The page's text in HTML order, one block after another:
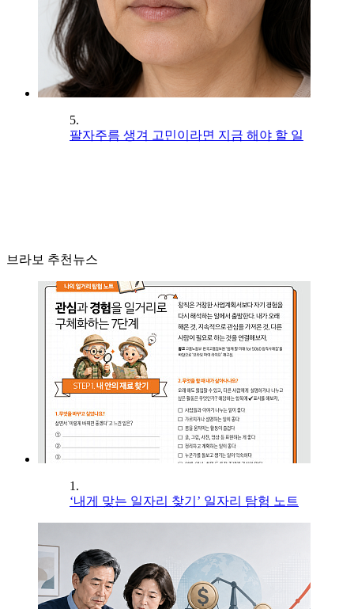
5.
팔자주름 생겨 고민이라면 지금 해야 할 일
브라보 추천뉴스
1.
‘내게 맞는 일자리 찾기’ 일자리 탐험 노트